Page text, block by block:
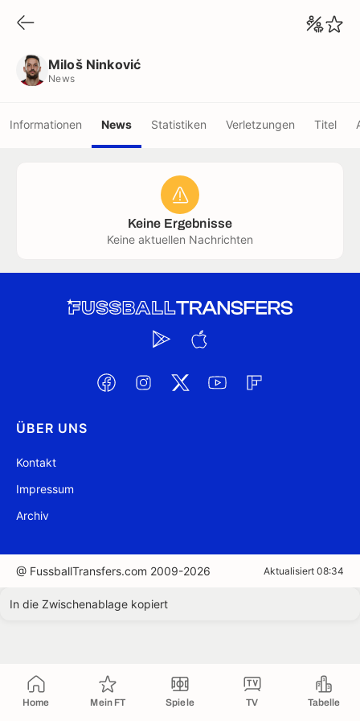
Home Mein FT Spiele TV Tabelle
Miloš Ninković
News
Informationen News Statistiken Verletzungen Titel
Keine Ergebnisse
Keine aktuellen Nachrichten
ÜBER UNS
Kontakt
Impressum
Archiv
@ FussballTransfers.com 2009-2026 Aktualisiert 08:34
In die Zwischenablage kopiert